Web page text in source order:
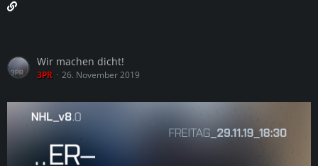
Wir machen dicht!
3PR 26. November 2019